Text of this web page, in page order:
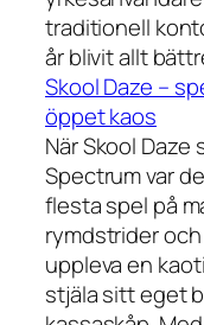
traditionell
år blivit allt
Skool Daze –
öppet kaos
När Skool Daze
Spectrum var
flesta spel på
rymdstrider
uppleva en
stjäla sitt eget